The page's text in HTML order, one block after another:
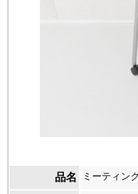
品名 ミーティン